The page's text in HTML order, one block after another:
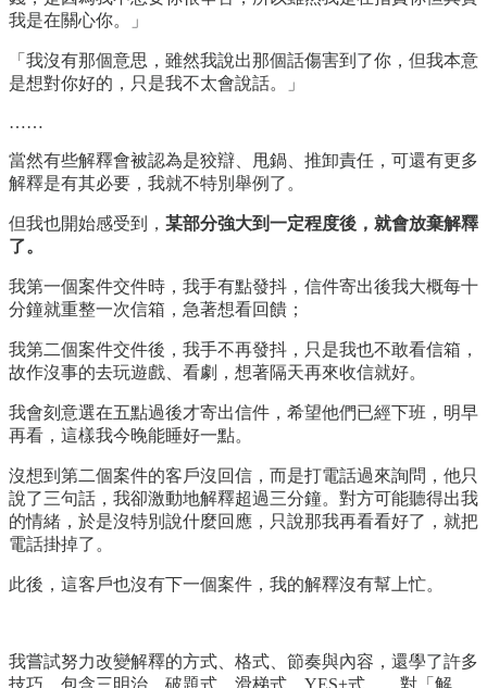
我是在關心你。」
「我沒有那個意思，雖然我說出那個話傷害到了你，但我本意
是想對你好的，只是我不太會說話。」
……
當然有些解釋會被認為是狡辯、甩鍋、推卸責任，可還有更多
解釋是有其必要，我就不特別舉例了。
但我也開始感受到， 某部分強大到一定程度後，就會放棄解釋
了。
我第一個案件交件時，我手有點發抖，信件寄出後我大概每十
分鐘就重整一次信箱，急著想看回饋；
我第二個案件交件後，我手不再發抖，只是我也不敢看信箱，
故作沒事的去玩遊戲、看劇，想著隔天再來收信就好。
我會刻意選在五點過後才寄出信件，希望他們已經下班，明早
再看，這樣我今晚能睡好一點。
沒想到第二個案件的客戶沒回信，而是打電話過來詢問，他只
說了三句話，我卻激動地解釋超過三分鐘。對方可能聽得出我
的情緒，於是沒特別說什麼回應，只說那我再看看好了，就把
電話掛掉了。
此後，這客戶也沒有下一個案件，我的解釋沒有幫上忙。
我嘗試努力改變解釋的方式、格式、節奏與內容，還學了許多